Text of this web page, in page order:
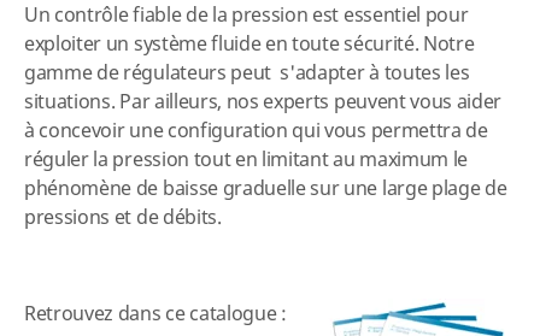
Un contrôle fiable de la pression est essentiel pour
exploiter un système fluide en toute sécurité. Notre
gamme de régulateurs peut s'adapter à toutes les
situations. Par ailleurs, nos experts peuvent vous aider
à concevoir une configuration qui vous permettra de
réguler la pression tout en limitant au maximum le
phénomène de baisse graduelle sur une large plage de
pressions et de débits.
Retrouvez dans ce catalogue :